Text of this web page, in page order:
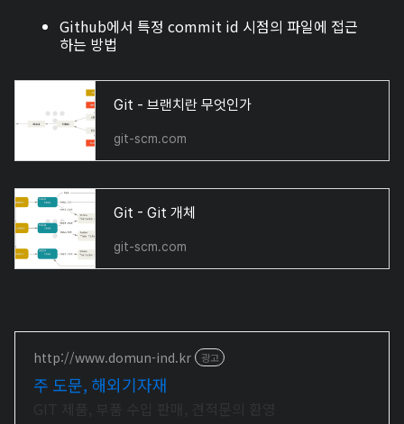
Github에서 특정 commit id 시점의 파일에 접근
하는 방법
Git - 브랜치란 무엇인가
git-scm.com
Git - Git 개체
git-scm.com
http://www.domun-ind.kr 광고
주 도문, 해외기자재